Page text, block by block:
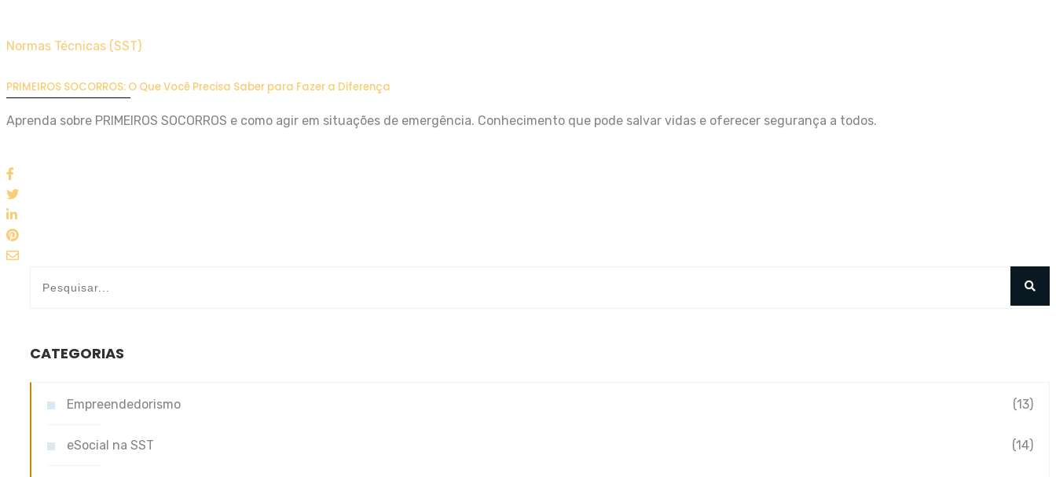
Normas Técnicas (SST)
PRIMEIROS SOCORROS: O Que Você Precisa Saber para Fazer a Diferença
Aprenda sobre PRIMEIROS SOCORROS e como agir em situações de emergência. Conhecimento que pode salvar vidas e oferecer segurança a todos.
CATEGORIAS
Empreendedorismo (13)
eSocial na SST (14)